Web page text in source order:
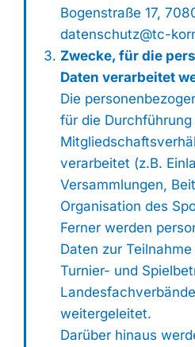
Bogenstraße 17,
datenschutz@tc-
Zwecke, für die
Daten verarbeitet
Die
für die Durchführung
verarbeitet (z.B.
Versammlungen,
Organisation des
Ferner werden
Daten zur
Turnier- und
weitergeleitet.
Darüber hinaus